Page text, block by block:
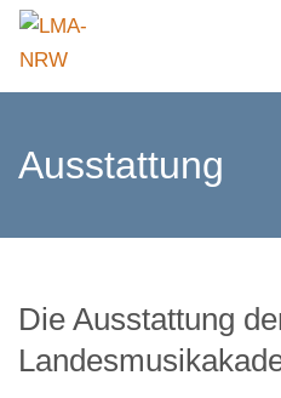
Ausstattung
Die Ausstattung